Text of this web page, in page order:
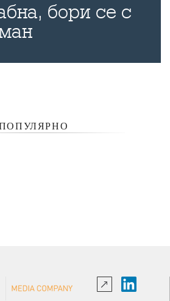
бори се с